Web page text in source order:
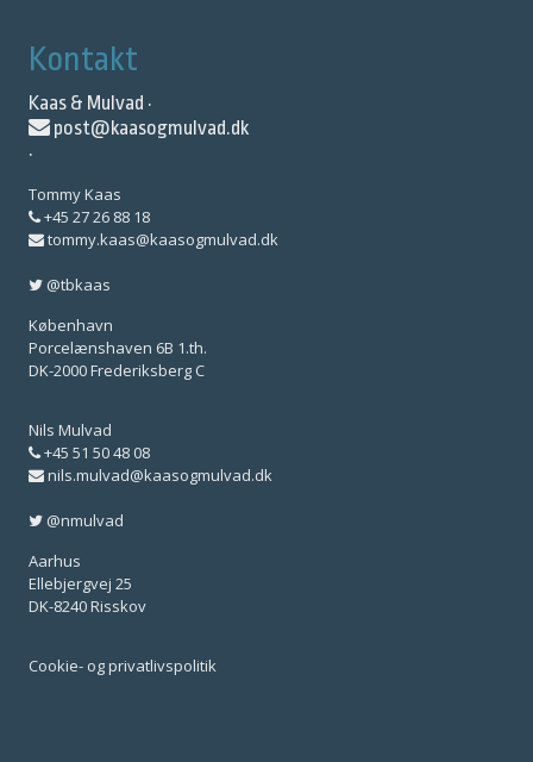
Kontakt
Kaas & Mulvad ·
post@kaasogmulvad.dk
·
Tommy Kaas
+45 27 26 88 18
tommy.kaas@kaasogmulvad.dk
@tbkaas
København
Porcelænshaven 6B 1.th.
DK-2000 Frederiksberg C
Nils Mulvad
+45 51 50 48 08
nils.mulvad@kaasogmulvad.dk
@nmulvad
Aarhus
Ellebjergvej 25
DK-8240 Risskov
Cookie- og privatlivspolitik